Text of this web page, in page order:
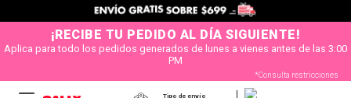
¡RECIBE TU PEDIDO AL DÍA SIGUIENTE!
Aplica para todo los pedidos generados de lunes a vienes antes de las 3:00
PM
*Consulta restricciones
Tipo de envío